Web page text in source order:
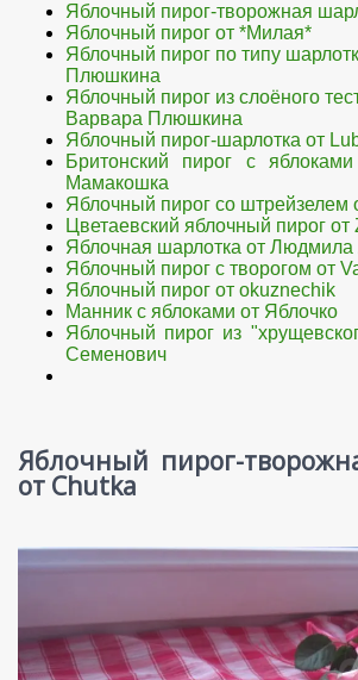
Яблочный пирог-творожная
Яблочный пирог от *Милая*
Яблочный пирог по типу
Плюшкина
Яблочный пирог из слоёного
Варвара Плюшкина
Яблочный пирог-шарлотка от
Бритонский пирог с
Мамакошка
Яблочный пирог со штрейзелем
Цветаевский яблочный пирог от
Яблочная шарлотка от Людмила
Яблочный пирог с творогом от
Яблочный пирог от okuznechik
Манник с яблоками от Яблочко
Яблочный пирог из
Семенович
Яблочный пирог-
от Chutka